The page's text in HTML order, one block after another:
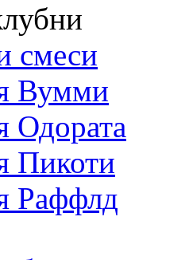
смеси
Вумми
Одората
Пикоти
Раффлд